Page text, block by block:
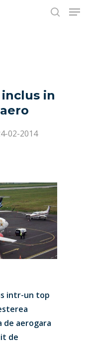
in
02-2014
intr-un top
de aerogara
de